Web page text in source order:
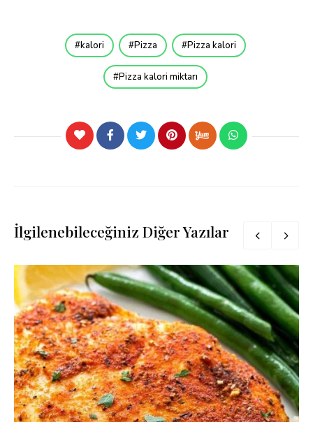
kalori Pizza Pizza kalori
Pizza kalori miktarı
İlgilenebileceğiniz Diğer Yazılar